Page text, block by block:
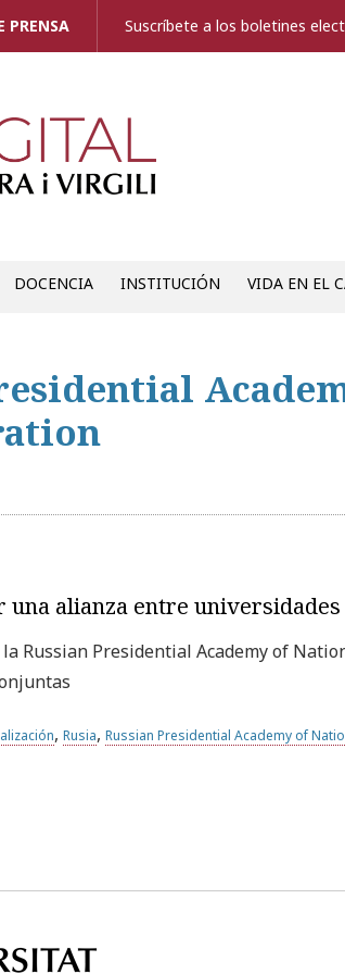
PRENSA Suscríbete a los boletines
DOCENCIA INSTITUCIÓN VIDA EN EL
una alianza entre
Russian Presidential Academy of
, Rusia, Russian Presidential Academy of